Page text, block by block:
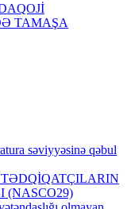
TAMAŞA
səviyyəsinə qəbul
(NASCO29)